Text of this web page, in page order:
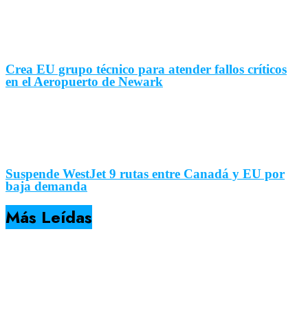
Crea EU grupo técnico para atender fallos críticos
en el Aeropuerto de Newark
Suspende WestJet 9 rutas entre Canadá y EU por
baja demanda
Más Leídas